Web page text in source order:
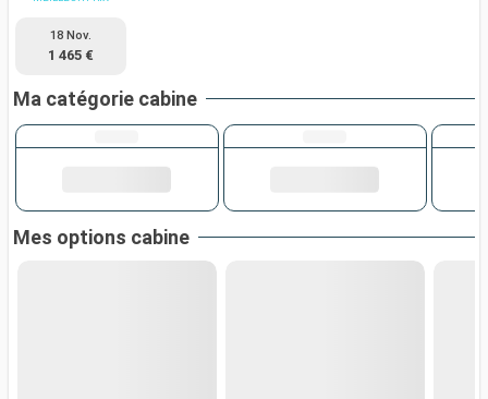
18 Nov.
1 465 €
Ma catégorie cabine
Mes options cabine